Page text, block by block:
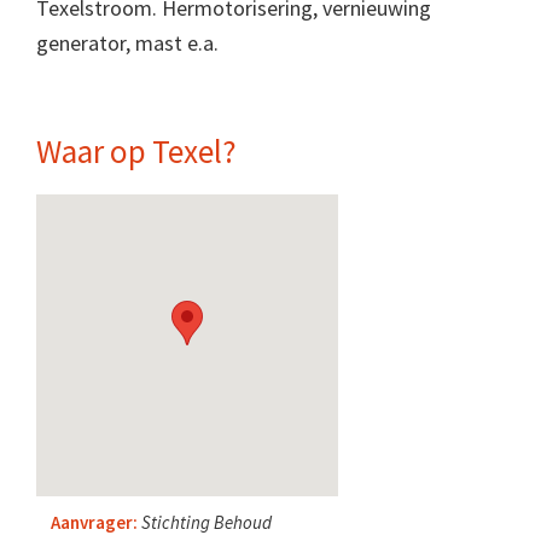
Texelstroom. Hermotorisering, vernieuwing
generator, mast e.a.
Waar op Texel?
Aanvrager: Stichting Behoud